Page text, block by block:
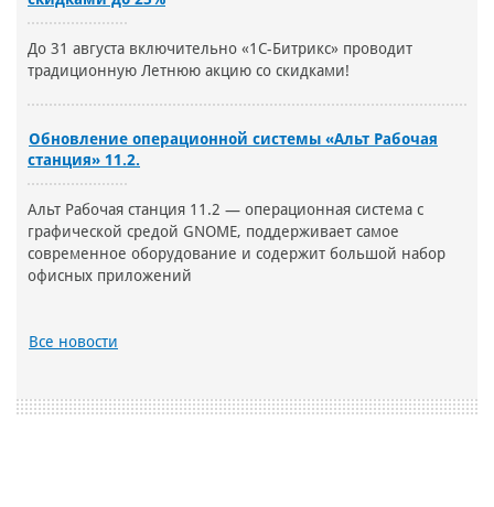
До 31 августа включительно «1С-Битрикс» проводит
традиционную Летнюю акцию со скидками!
Обновление операционной системы «Альт Рабочая
станция» 11.2.
Альт Рабочая станция 11.2 — операционная система с
графической средой GNOME, поддерживает самое
современное оборудование и содержит большой набор
офисных приложений
Все новости